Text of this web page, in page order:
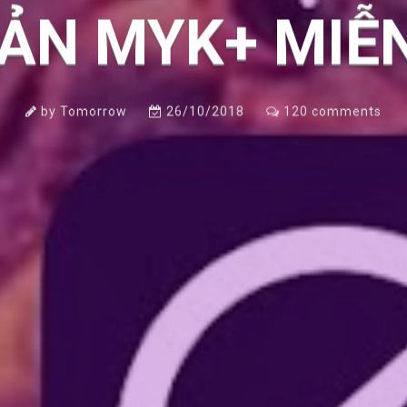
MYK+
by Tomorrow 26/10/2018 120 comments